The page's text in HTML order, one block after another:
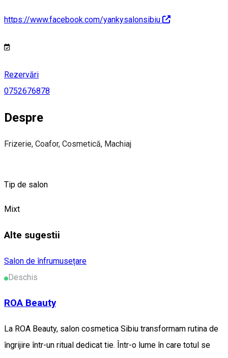
https://www.facebook.com/yankysalonsibiu
Rezervări
0752676878
Despre
Frizerie, Coafor, Cosmetică, Machiaj
Tip de salon
Mixt
Alte sugestii
Salon de înfrumusețare
Deschis
ROA Beauty
La ROA Beauty, salon cosmetica Sibiu transformam rutina de
îngrijire într-un ritual dedicat tie. Într-o lume în care totul se